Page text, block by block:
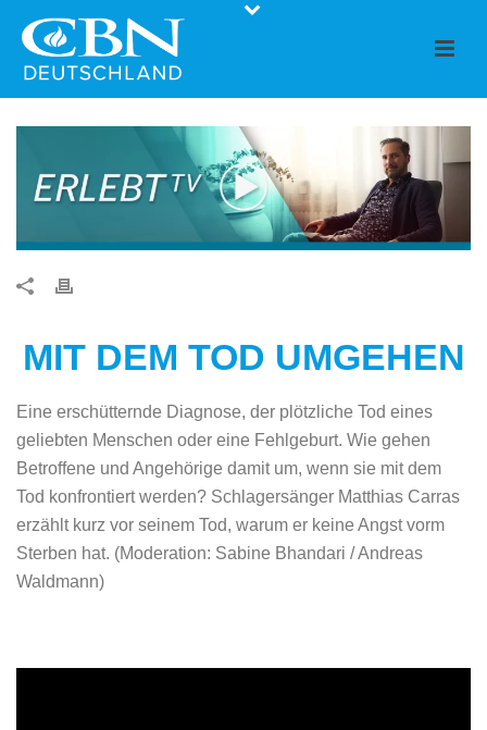
MIT DEM TOD UMGEHEN
Eine erschütternde Diagnose, der plötzliche Tod eines
geliebten Menschen oder eine Fehlgeburt. Wie gehen
Betroffene und Angehörige damit um, wenn sie mit dem
Tod konfrontiert werden? Schlagersänger Matthias Carras
erzählt kurz vor seinem Tod, warum er keine Angst vorm
Sterben hat. (Moderation: Sabine Bhandari / Andreas
Waldmann)